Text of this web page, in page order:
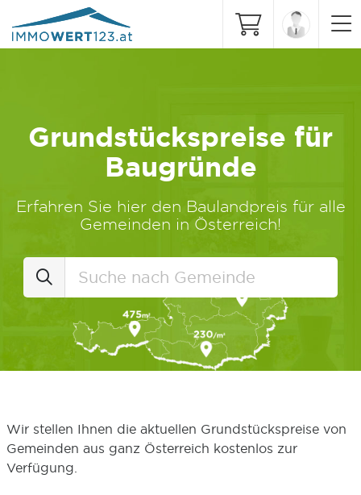
Grundstückspreise für
Baugründe
Erfahren Sie hier den Baulandpreis für alle
Gemeinden in Österreich!
Wir stellen Ihnen die aktuellen Grundstückspreise von
Gemeinden aus ganz Österreich kostenlos zur
Verfügung.